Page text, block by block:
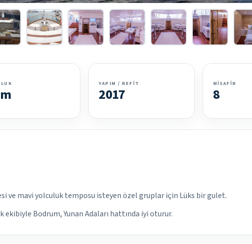
YAPIM / REFIT
2017
MISAFIR
8
ve mavi yolculuk temposu isteyen özel gruplar için Lüks bir gulet.
Bodrum, Yunan Adaları hattında iyi oturur.